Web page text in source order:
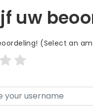
uw
(Select an